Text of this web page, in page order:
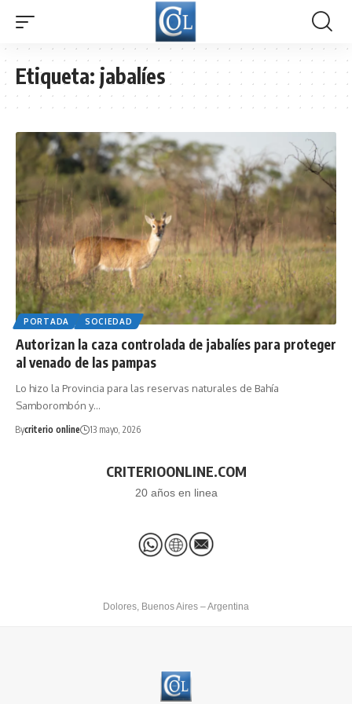
Etiqueta:jabalíes
PORTADA SOCIEDAD
Autorizan la caza controlada de jabalíes para proteger
al venado de las pampas
Lo hizo la Provincia para las reservas naturales de Bahía
Samborombón y…
Bycriterio online 13 mayo, 2026
CRITERIOONLINE.COM
20 años en linea
Dolores, Buenos Aires – Argentina